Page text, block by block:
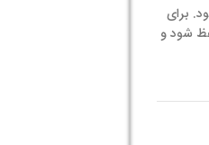
برای
شود و